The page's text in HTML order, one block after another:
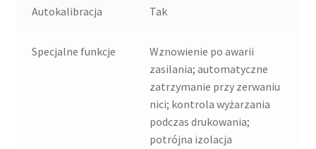
Autokalibracja Tak
Specjalne funkcje
Wznowienie po awarii
zasilania; automatyczne
zatrzymanie przy zerwaniu
nici; kontrola wyżarzania
podczas drukowania;
potrójna izolacja